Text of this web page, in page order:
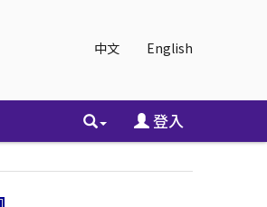
中文 English
登入